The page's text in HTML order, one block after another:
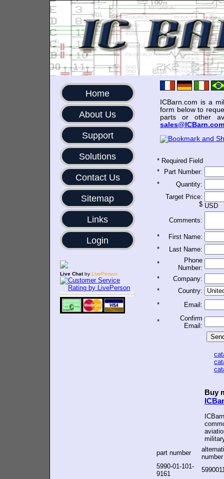
Home
About Us
Support
Solutions
Contact Us
Sitemap
Links
Login
Live Chatby LivePerson
ICBarn.com is a
form below to
parts or other
sales@ICBarn.com
* Required Field
*
Part Number:
*
Quantity:
Target Price:
$ USD
Comments:
*
First Name:
*
Last Name:
*
Phone
Number:
*
Company:
*
Country:
*
Email:
*
Confirm
Email:
Buy
part number
number
5990-01-101-
9161